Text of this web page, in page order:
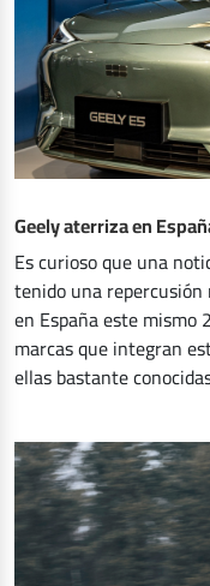
Geely aterriza en
Es curioso que una
tenido una
en España este mismo
marcas que integran
ellas bastante